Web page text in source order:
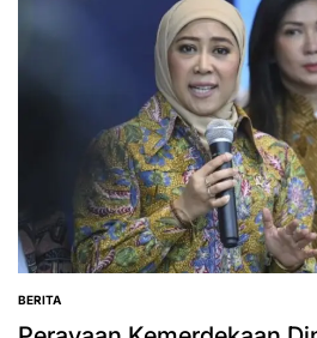
POSTED
IN
BERITA